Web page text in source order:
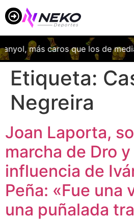
más caros que los de
Etiqueta:
Negreira
Joan Laporta,
marcha de Dro y
influencia de
Peña: «Fue una
una puñalada